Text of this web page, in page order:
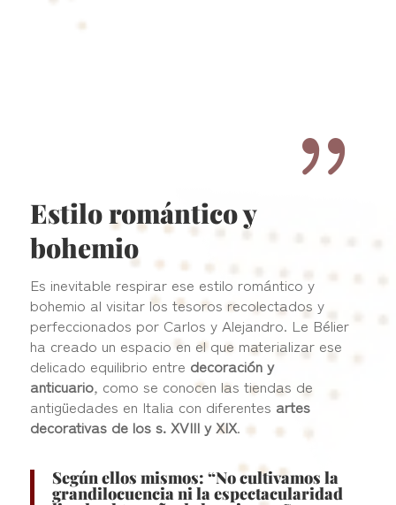
{
Estilo romántico y
bohemio
Es inevitable respirar ese estilo romántico y
bohemio al visitar los tesoros recolectados y
perfeccionados por Carlos y Alejandro. Le Bélier
ha creado un espacio en el que materializar ese
delicado equilibrio entre decoración y
anticuario, como se conocen las tiendas de
antigüedades en Italia con diferentes artes
decorativas de los s. XVIII y XIX.
Según ellos mismos: “No cultivamos la
grandilocuencia ni la espectacularidad